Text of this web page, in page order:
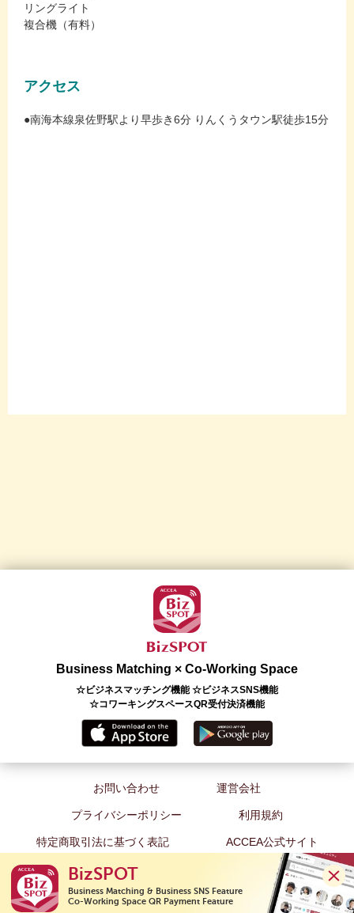
リングライト
複合機（有料）
アクセス
●南海本線泉佐野駅より早歩き6分 りんくうタウン駅徒歩15分
Business Matching × Co-Working Space
☆ビジネスマッチング機能 ☆ビジネスSNS機能
☆コワーキングスペースQR受付決済機能
お問い合わせ 運営会社
プライバシーポリシー 利用規約
特定商取引法に基づく表記 ACCEA公式サイト
BizSPOT
Business Matching & Business SNS Feature
Co-Working Space QR Payment Feature